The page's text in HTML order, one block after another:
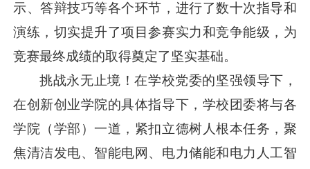
示、答辩技巧等各个环节，进行了数十次指导和
演练，切实提升了项目参赛实力和竞争能级，为
竞赛最终成绩的取得奠定了坚实基础。
挑战永无止境！在学校党委的坚强领导下，
在创新创业学院的具体指导下，学校团委将与各
学院（学部）一道，紧扣立德树人根本任务，聚
焦清洁发电、智能电网、电力储能和电力人工智